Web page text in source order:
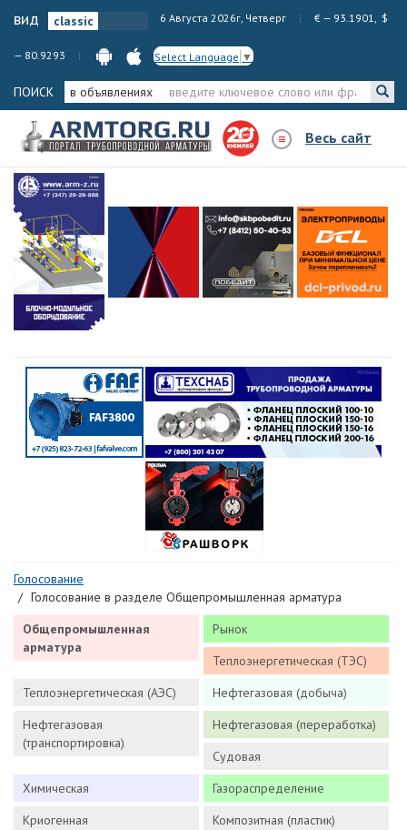
вид 6 Августа 2026г, Четверг € — 93.1901, $
— 80.9293 Select Language ▼
ПОИСК в объявлениях
Весь сайт
Голосование
Голосование в разделе Общепромышленная арматура
Общепромышленная
арматура
Рынок
Теплоэнергетическая (ТЭС)
Теплоэнергетическая (АЭС)
Нефтегазовая (добыча)
Нефтегазовая
(транспортировка)
Нефтегазовая (переработка)
Судовая
Химическая
Газораспределение
Криогенная
Композитная (пластик)